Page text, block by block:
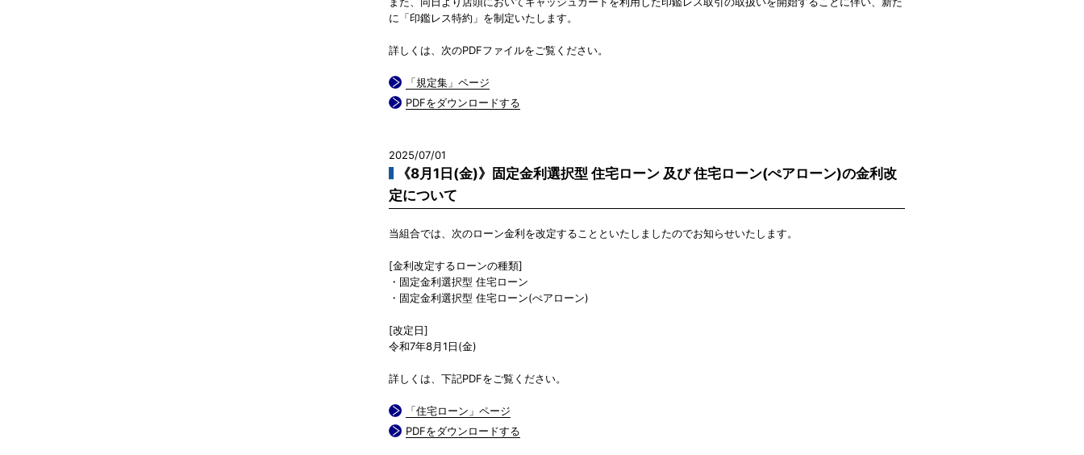
に「印鑑レス特約」を制定いたします。
詳しくは、次のPDFファイルをご覧ください。
「規定集」ページ
PDFをダウンロードする
2025/07/01
《8月1日(金)》固定金利選択型 住宅ローン 及び 住宅ローン(ぺアローン)の金利改
定について
当組合では、次のローン金利を改定することといたしましたのでお知らせいたします。
[金利改定するローンの種類]
・固定金利選択型 住宅ローン
・固定金利選択型 住宅ローン(ぺアローン)
[改定日]
令和7年8月1日(金)
詳しくは、下記PDFをご覧ください。
「住宅ローン」ページ
PDFをダウンロードする